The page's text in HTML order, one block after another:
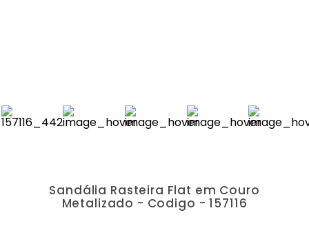
Sandália Rasteira Flat em Couro
Metalizado - Codigo - 157116